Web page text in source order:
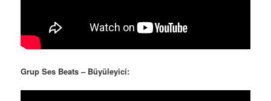
Grup Ses Beats – Büyüleyici: